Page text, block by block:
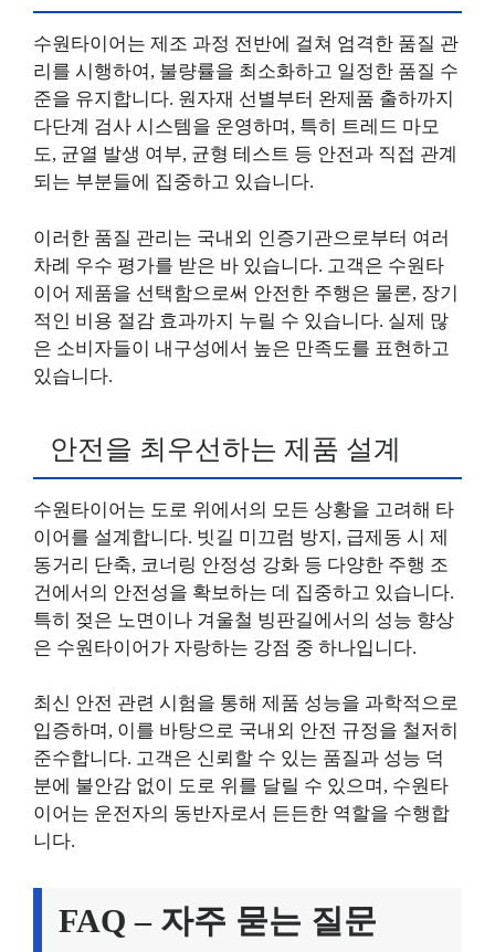
수원타이어는 제조 과정 전반에 걸쳐 엄격한 품질 관
리를 시행하여, 불량률을 최소화하고 일정한 품질 수
준을 유지합니다. 원자재 선별부터 완제품 출하까지
다단계 검사 시스템을 운영하며, 특히 트레드 마모
도, 균열 발생 여부, 균형 테스트 등 안전과 직접 관계
되는 부분들에 집중하고 있습니다.
이러한 품질 관리는 국내외 인증기관으로부터 여러
차례 우수 평가를 받은 바 있습니다. 고객은 수원타
이어 제품을 선택함으로써 안전한 주행은 물론, 장기
적인 비용 절감 효과까지 누릴 수 있습니다. 실제 많
은 소비자들이 내구성에서 높은 만족도를 표현하고
있습니다.
안전을 최우선하는 제품 설계
수원타이어는 도로 위에서의 모든 상황을 고려해 타
이어를 설계합니다. 빗길 미끄럼 방지, 급제동 시 제
동거리 단축, 코너링 안정성 강화 등 다양한 주행 조
건에서의 안전성을 확보하는 데 집중하고 있습니다.
특히 젖은 노면이나 겨울철 빙판길에서의 성능 향상
은 수원타이어가 자랑하는 강점 중 하나입니다.
최신 안전 관련 시험을 통해 제품 성능을 과학적으로
입증하며, 이를 바탕으로 국내외 안전 규정을 철저히
준수합니다. 고객은 신뢰할 수 있는 품질과 성능 덕
분에 불안감 없이 도로 위를 달릴 수 있으며, 수원타
이어는 운전자의 동반자로서 든든한 역할을 수행합
니다.
FAQ – 자주 묻는 질문